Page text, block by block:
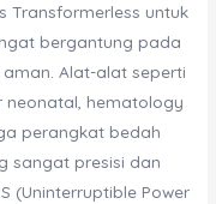
Transformerless untuk
bergantung pada
Alat-alat seperti
neonatal, hematology
perangkat bedah
sangat presisi dan
(Uninterruptible Power